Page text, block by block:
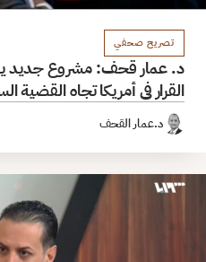
تصريح صحفي
د. عمار قحف: مشروع جديد
القرار في أمريكا تجاه القضية
د.عمار القحف